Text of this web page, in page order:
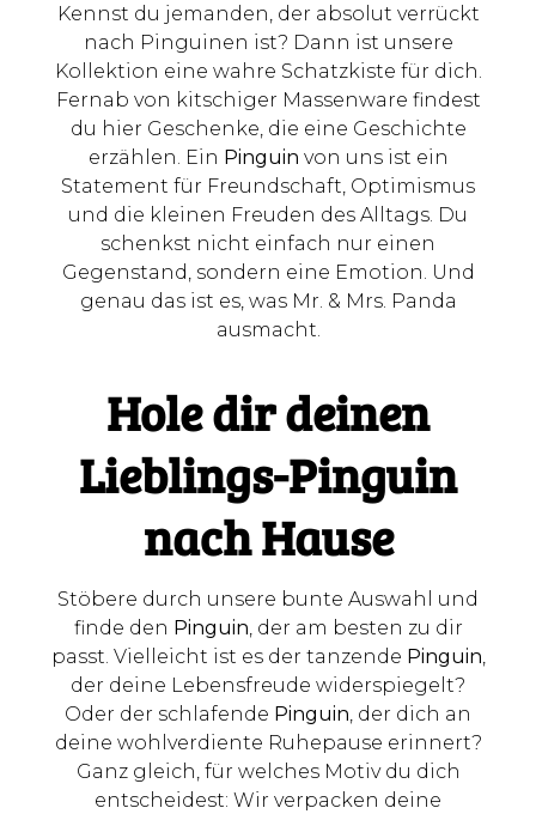
Kennst du jemanden, der absolut verrückt
nach Pinguinen ist? Dann ist unsere
Kollektion eine wahre Schatzkiste für dich.
Fernab von kitschiger Massenware findest
du hier Geschenke, die eine Geschichte
erzählen. Ein Pinguin von uns ist ein
Statement für Freundschaft, Optimismus
und die kleinen Freuden des Alltags. Du
schenkst nicht einfach nur einen
Gegenstand, sondern eine Emotion. Und
genau das ist es, was Mr. & Mrs. Panda
ausmacht.
Hole dir deinen
Lieblings-Pinguin
nach Hause
Stöbere durch unsere bunte Auswahl und
finde den Pinguin , der am besten zu dir
passt. Vielleicht ist es der tanzende Pinguin
der deine Lebensfreude widerspiegelt?
Oder der schlafende Pinguin , der dich an
deine wohlverdiente Ruhepause erinnert?
Ganz gleich, für welches Motiv du dich
entscheidest: Wir verpacken deine